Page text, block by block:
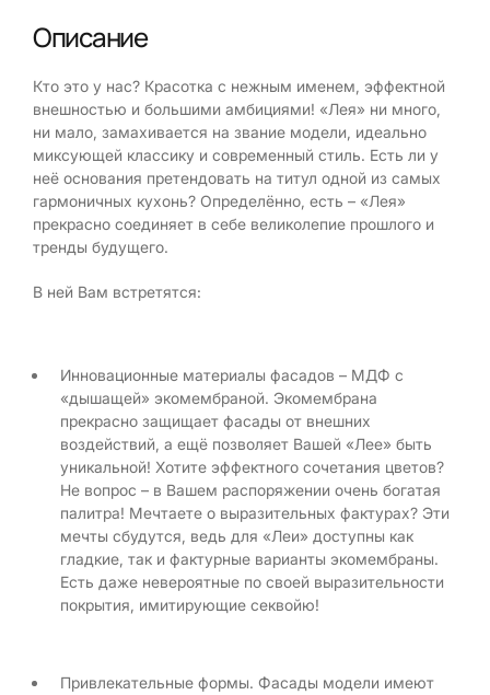
Описание
Кто это у нас? Красотка с нежным именем, эффектной
внешностью и большими амбициями! «Лея» ни много,
ни мало, замахивается на звание модели, идеально
миксующей классику и современный стиль. Есть ли у
неё основания претендовать на титул одной из самых
гармоничных кухонь? Определённо, есть – «Лея»
прекрасно соединяет в себе великолепие прошлого и
тренды будущего.
В ней Вам встретятся:
Инновационные материалы фасадов – МДФ с
«дышащей» экомембраной. Экомембрана
прекрасно защищает фасады от внешних
воздействий, а ещё позволяет Вашей «Лее» быть
уникальной! Хотите эффектного сочетания цветов?
Не вопрос – в Вашем распоряжении очень богатая
палитра! Мечтаете о выразительных фактурах? Эти
мечты сбудутся, ведь для «Леи» доступны как
гладкие, так и фактурные варианты экомембраны.
Есть даже невероятные по своей выразительности
покрытия, имитирующие секвойю!
Привлекательные формы. Фасады модели имеют